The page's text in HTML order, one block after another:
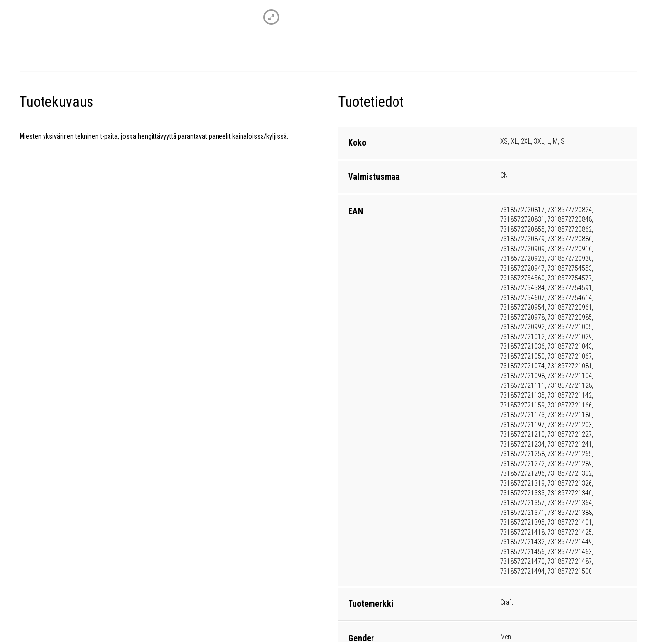
Tuotekuvaus
Miesten yksivärinen tekninen t-paita, jossa hengittävyyttä parantavat paneelit kainaloissa/kyljissä.
Tuotetiedot
Koko XS, XL, 2XL, 3XL, L, M, S
Valmistusmaa CN
EAN
7318572720817, 7318572720824,
7318572720831, 7318572720848,
7318572720855, 7318572720862,
7318572720879, 7318572720886,
7318572720909, 7318572720916,
7318572720923, 7318572720930,
7318572720947, 7318572754553,
7318572754560, 7318572754577,
7318572754584, 7318572754591,
7318572754607, 7318572754614,
7318572720954, 7318572720961,
7318572720978, 7318572720985,
7318572720992, 7318572721005,
7318572721012, 7318572721029,
7318572721036, 7318572721043,
7318572721050, 7318572721067,
7318572721074, 7318572721081,
7318572721098, 7318572721104,
7318572721111, 7318572721128,
7318572721135, 7318572721142,
7318572721159, 7318572721166,
7318572721173, 7318572721180,
7318572721197, 7318572721203,
7318572721210, 7318572721227,
7318572721234, 7318572721241,
7318572721258, 7318572721265,
7318572721272, 7318572721289,
7318572721296, 7318572721302,
7318572721319, 7318572721326,
7318572721333, 7318572721340,
7318572721357, 7318572721364,
7318572721371, 7318572721388,
7318572721395, 7318572721401,
7318572721418, 7318572721425,
7318572721432, 7318572721449,
7318572721456, 7318572721463,
7318572721470, 7318572721487,
7318572721494, 7318572721500
Tuotemerkki Craft
Gender Men